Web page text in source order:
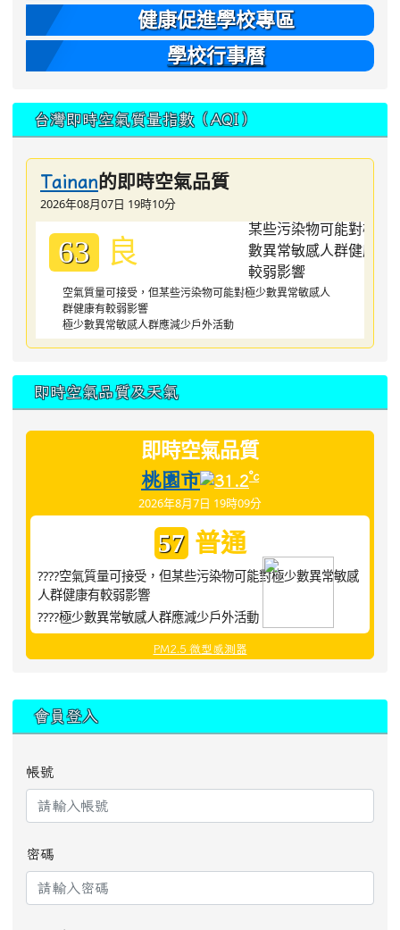
健康促進學校專區
學校行事曆
台灣即時空氣質量指數（AQI）
Tainan的即時空氣品質
2026年08月07日 19時10分
63 良
空氣質量可接受，但某些污染物可能對極少數異常敏感人
群健康有較弱影響
極少數異常敏感人群應減少戶外活動
即時空氣品質及天氣
即時空氣品質
桃園市 31.2°c
2026年8月7日 19時09分
57 普通
????空氣質量可接受，但某些污染物可能對極少數異常敏感
人群健康有較弱影響
????極少數異常敏感人群應減少戶外活動
PM2.5 微型感測器
會員登入
帳號
密碼